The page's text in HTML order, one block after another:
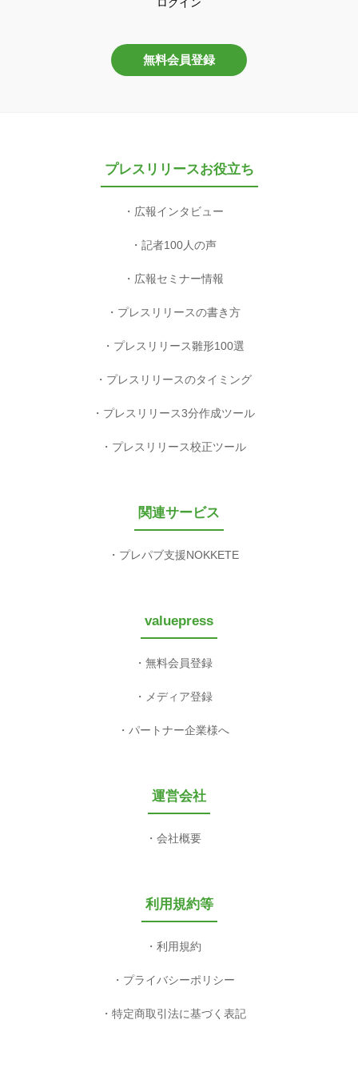
無料会員登録
プレスリリースお役立ち
広報インタビュー
記者100人の声
広報セミナー情報
プレスリリースの書き方
プレスリリース雛形100選
プレスリリースのタイミング
プレスリリース3分作成ツール
プレスリリース校正ツール
関連サービス
プレパブ支援NOKKETE
valuepress
無料会員登録
メディア登録
パートナー企業様へ
運営会社
会社概要
利用規約等
利用規約
プライバシーポリシー
特定商取引法に基づく表記